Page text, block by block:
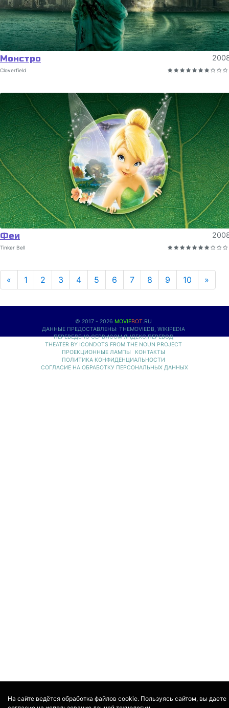
На сайте ведётся обработка файлов cookie. Пользуясь сайтом, вы даете
Монстро
Cloverfield
Феи
Tinker Bell
« Previous
1 2 3 4 5 6 7 8 9 10 »
© 2017 - 2026 MOVIEBOT.RU
ДАННЫЕ ПРЕДОСТАВЛЕНЫ: THEMOVIEDB, WIKIPEDIA
ПЕРЕВЕДЕНО СЕРВИСОМЯНДЕКС.ПЕРЕВОД
THEATER BY ICONDOTS FROM THE NOUN PROJECT
ПРОЕКЦИОННЫЕ ЛАМПЫ
КОНТАКТЫ
ПОЛИТИКА КОНФИДЕНЦИАЛЬНОСТИ
СОГЛАСИЕ НА ОБРАБОТКУ ПЕРСОНАЛЬНЫХ ДАННЫХ